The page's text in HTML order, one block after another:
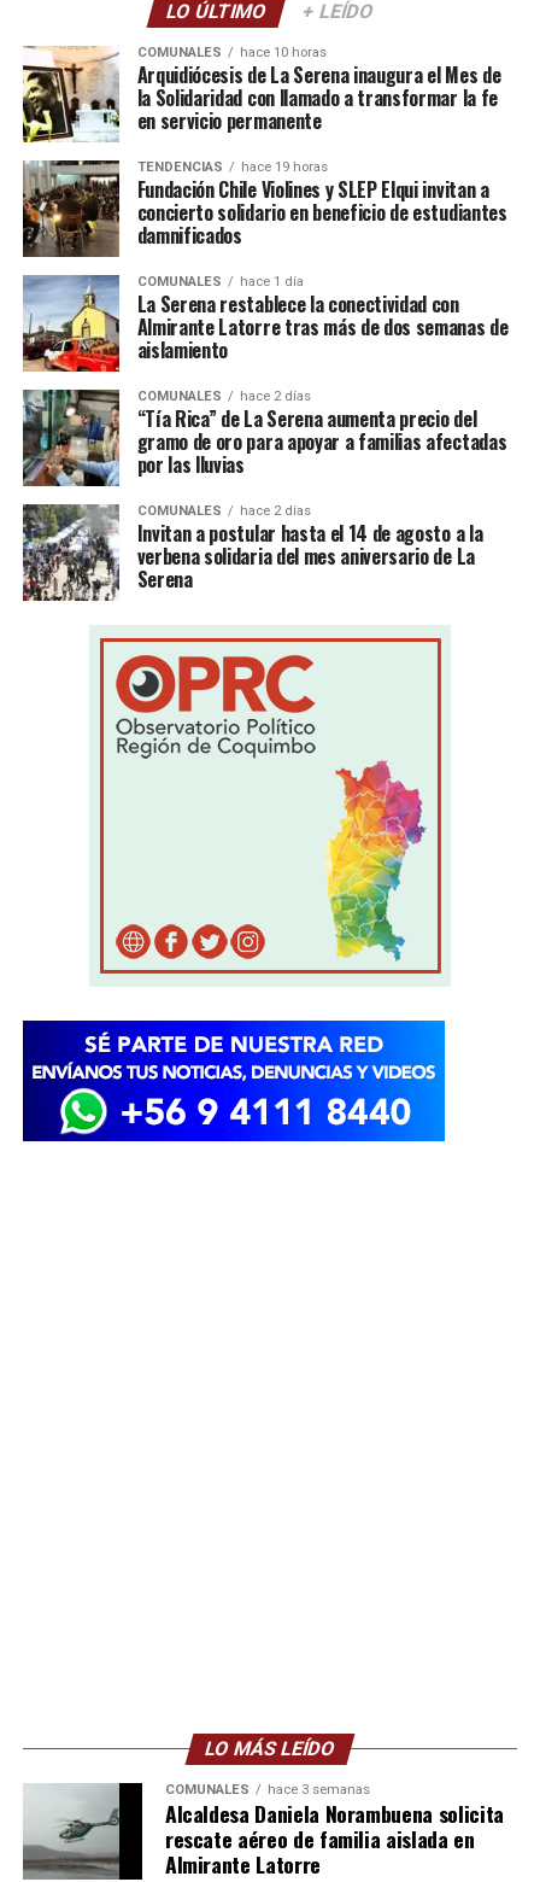
LO ÚLTIMO + LEÍDO
COMUNALES hace 10 horas
Arquidiócesis de La Serena inaugura el Mes de
la Solidaridad con llamado a transformar la fe
en servicio permanente
TENDENCIAS hace 19 horas
Fundación Chile Violines y SLEP Elqui invitan a
concierto solidario en beneficio de estudiantes
damnificados
COMUNALES hace 1 día
La Serena restablece la conectividad con
Almirante Latorre tras más de dos semanas de
aislamiento
COMUNALES hace 2 días
“Tía Rica” de La Serena aumenta precio del
gramo de oro para apoyar a familias afectadas
por las lluvias
COMUNALES hace 2 días
Invitan a postular hasta el 14 de agosto a la
verbena solidaria del mes aniversario de La
Serena
LO MÁS LEÍDO
COMUNALES hace 3 semanas
Alcaldesa Daniela Norambuena solicita
rescate aéreo de familia aislada en
Almirante Latorre